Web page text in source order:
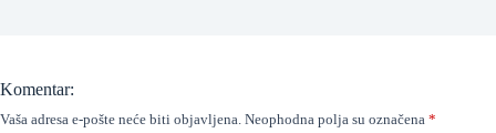
Komentar:
Vaša adresa e-pošte neće biti objavljena. Neophodna polja su označena *